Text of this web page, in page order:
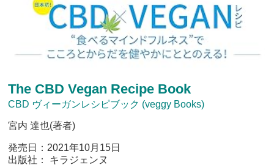
The CBD Vegan Recipe Book
CBD ヴィーガンレシピブック (veggy Books)
宮内 達也(著者)
発売日：2021年10月15日
出版社： キラジェンヌ